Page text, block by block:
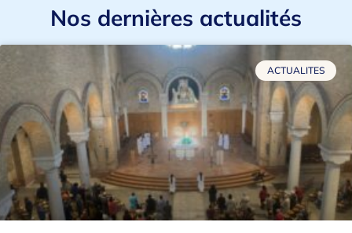
Nos dernières actualités
ACTUALITES